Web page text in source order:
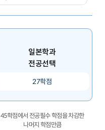
일본학과
전공선택
27학점
45학점에서 전공필수 학점을 차감한
나머지 학점만큼